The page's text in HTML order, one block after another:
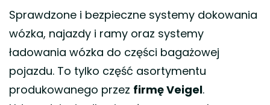
Sprawdzone i bezpieczne systemy dokowania
wózka, najazdy i ramy oraz systemy
ładowania wózka do części bagażowej
pojazdu. To tylko część asortymentu
produkowanego przez firmę Veigel.